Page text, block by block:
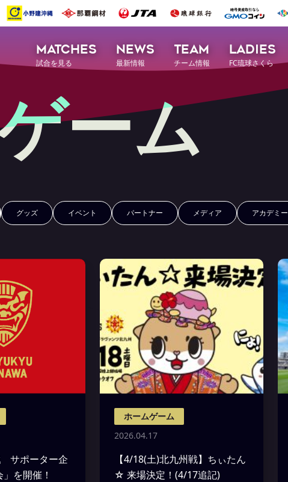
MATCHES
試合を見る
NEWS
最新情報
TEAM
チーム情報
LADIES
FC琉球さくら
ーム
グッズ イベント パートナー メディア アカデミー
サポーター企
を開催！
ホームゲーム
2026.04.17
【4/18(土)北九州戦】ちぃたん
☆ 来場決定！(4/17追記)